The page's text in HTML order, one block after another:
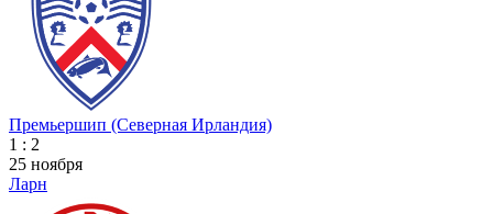
Премьершип (Северная Ирландия)
1 : 2
25 ноября
Ларн